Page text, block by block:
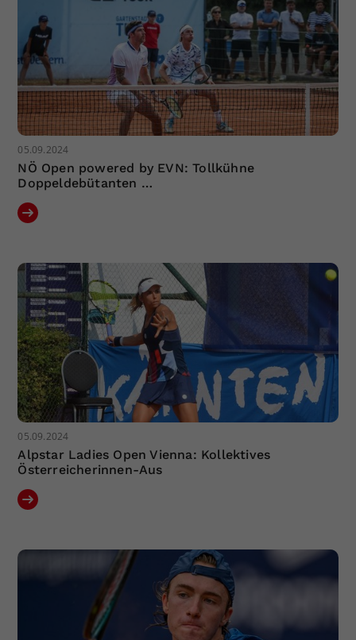
05.09.2024
NÖ Open powered by EVN: Tollkühne
Doppeldebütanten …
05.09.2024
Alpstar Ladies Open Vienna: Kollektives
Österreicherinnen-Aus